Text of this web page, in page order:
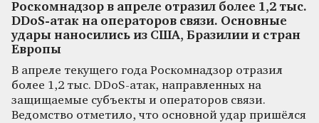
Роскомнадзор в апреле отразил более 1,2 тыс.
DDoS-атак на операторов связи. Основные
удары наносились из США, Бразилии и стран
Европы
В апреле текущего года Роскомнадзор отразил
более 1,2 тыс. DDoS-атак, направленных на
защищаемые субъекты и операторов связи.
Ведомство отметило, что основной удар пришёлся